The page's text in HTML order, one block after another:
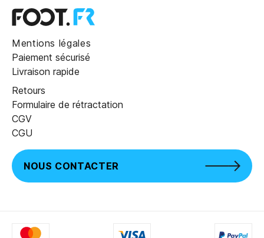
Mentions légales
Paiement sécurisé
Livraison rapide
Retours
Formulaire de rétractation
CGV
CGU
NOUS CONTACTER